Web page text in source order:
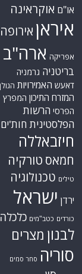
או"ם אוקראינה
איראן אירופה
אפריקה ארה"ב
בריטניה גרמניה
דאעש האמירויות הגולן
המזרח התיכון המפרץ
הפרסי הרשות
הפלסטינית חות'ים
חיזבאללה
חמאס טורקיה
טילים טכנולוגיה
ירדן ישראל
כורדים כטב"מים כלכלה
לבנון מצרים
סוריה סחר סמים